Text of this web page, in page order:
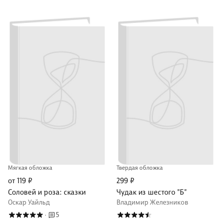
Мягкая обложка
от 119 ₽
Соловей и роза: сказки
Оскар Уайльд
· 5
Твердая обложка
299 ₽
Чудак из шестого "Б"
Владимир Железников